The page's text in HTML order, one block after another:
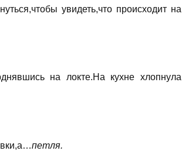
увидеть,что происходит на
на локте.На кухне хлопнула
петля.